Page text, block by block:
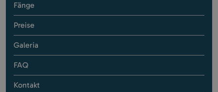
Fänge
Preise
Galeria
FAQ
Kontakt